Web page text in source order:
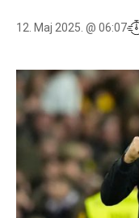
12. Мај 2025. @ 06:07